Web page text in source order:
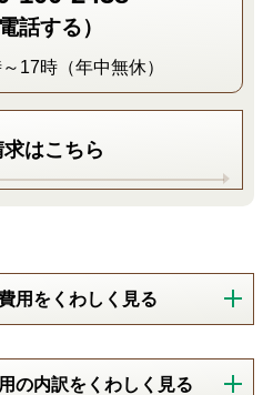
電話する）
17時（年中無休）
はこちら
用をくわしく見る
の内訳をくわしく見る